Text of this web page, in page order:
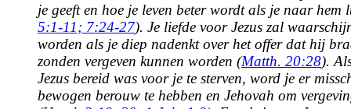
je geeft en hoe je leven beter wordt als je naar hem
5:1-11; 7:24-27). Je liefde voor Jezus zal
worden als je diep nadenkt over het offer dat hij
zonden vergeven kunnen worden (Matth. 20:28).
Jezus bereid was voor je te sterven, word je er
bewogen berouw te hebben en Jehovah om